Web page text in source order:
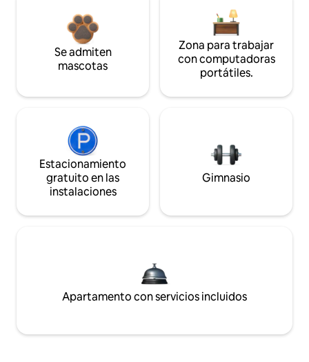
Se admiten
mascotas
Zona para trabajar
con computadoras
portátiles.
Estacionamiento
gratuito en las
instalaciones
Gimnasio
Apartamento con servicios incluidos